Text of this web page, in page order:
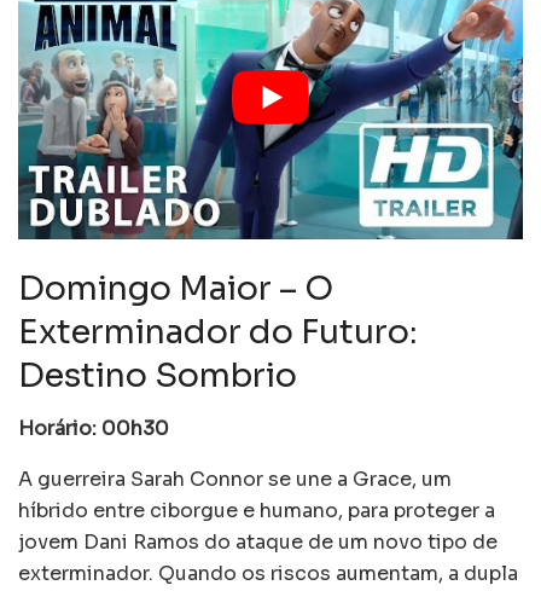
Domingo Maior – O
Exterminador do Futuro:
Destino Sombrio
Horário: 00h30
A guerreira Sarah Connor se une a Grace, um
híbrido entre ciborgue e humano, para proteger a
jovem Dani Ramos do ataque de um novo tipo de
exterminador. Quando os riscos aumentam, a dupla